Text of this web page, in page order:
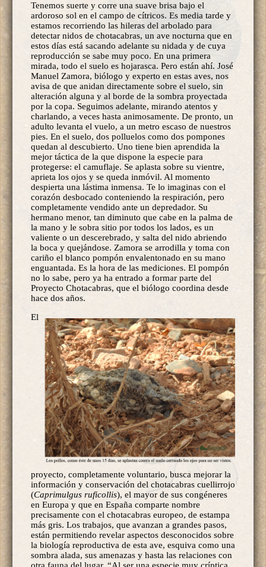
Tenemos suerte y corre una suave brisa bajo el
ardoroso sol en el campo de cítricos. Es media tarde y
estamos recorriendo las hileras del arbolado para
detectar nidos de chotacabras, un ave nocturna que en
estos días está sacando adelante su nidada y de cuya
reproducción se sabe muy poco. En una primera
mirada, todo el suelo es hojarasca. Pero están ahí. José
Manuel Zamora, biólogo y experto en estas aves, nos
avisa de que anidan directamente sobre el suelo, sin
alteración alguna y al borde de la sombra proyectada
por la copa. Seguimos adelante, mirando atentos y
charlando, a veces hasta animosamente. De pronto, un
adulto levanta el vuelo, a un metro escaso de nuestros
pies. En el suelo, dos polluelos como dos pompones
quedan al descubierto. Uno tiene bien aprendida la
mejor táctica de la que dispone la especie para
protegerse: el camuflaje. Se aplasta sobre su vientre,
aprieta los ojos y se queda inmóvil. Al momento
despierta una lástima inmensa. Te lo imaginas con el
corazón desbocado conteniendo la respiración, pero
completamente vendido ante un depredador. Su
hermano menor, tan diminuto que cabe en la palma de
la mano y le sobra sitio por todos los lados, es un
valiente o un descerebrado, y salta del nido abriendo
la boca y quejándose. Zamora se arrodilla y toma con
cariño el blanco pompón envalentonado en su mano
enguantada. Es la hora de las mediciones. El pompón
no lo sabe, pero ya ha entrado a formar parte del
Proyecto Chotacabras, que el biólogo coordina desde
hace dos años.
El
proyecto, completamente voluntario, busca mejorar la
información y conservación del chotacabras cuellirrojo
(Caprimulgus ruficollis), el mayor de sus congéneres
en Europa y que en España comparte nombre
precisamente con el chotacabras europeo, de estampa
más gris. Los trabajos, que avanzan a grandes pasos,
están permitiendo revelar aspectos desconocidos sobre
la biología reproductiva de esta ave, esquiva como una
sombra alada, sus amenazas y hasta las relaciones con